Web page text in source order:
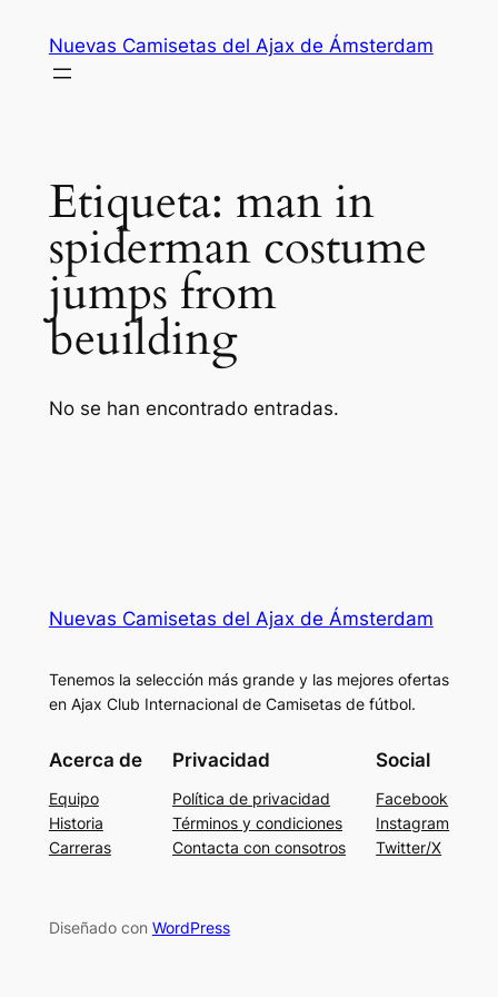
contenido
Nuevas Camisetas del Ajax de Ámsterdam
Etiqueta: man in
spiderman costume
jumps from
beuilding
No se han encontrado entradas.
Nuevas Camisetas del Ajax de Ámsterdam
Tenemos la selección más grande y las mejores ofertas
en Ajax Club Internacional de Camisetas de fútbol.
Acerca de
Equipo
Historia
Carreras
Privacidad
Política de privacidad
Términos y condiciones
Contacta con consotros
Social
Facebook
Instagram
Twitter/X
Diseñado con WordPress